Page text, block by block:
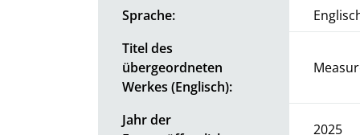
Sprache:
Titel des
übergeordneten
Werkes (Englisch):
Jahr der
2025